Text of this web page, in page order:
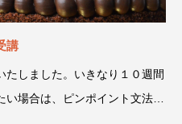
講
たしました。いきなり１０週間
場合は、ピンポイント文法＆